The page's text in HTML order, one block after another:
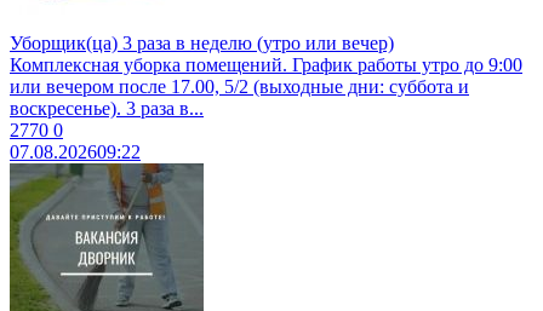
Уборщик(ца) 3 раза в неделю (утро или вечер)
Комплексная уборка помещений. График работы утро до 9:00
или вечером после 17.00, 5/2 (выходные дни: суббота и
воскресенье). 3 раза в...
2770 0
07.08.202609:22